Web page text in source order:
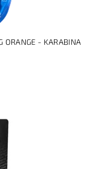
ORANGE - KARABINA